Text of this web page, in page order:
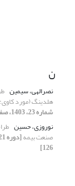
ن
نصرالهی، سیمین
هلدینگ (مورد
شماره 23، 1403، صفحه 37-64]
نوروزی، حسین
صنعت بیمه
126]